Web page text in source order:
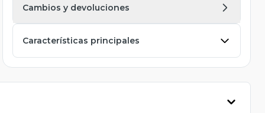
Cambios y devoluciones
Características principales